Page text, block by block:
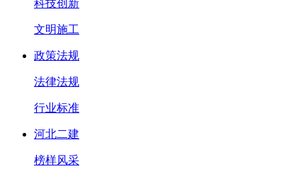
科技创新
文明施工
政策法规
法律法规
行业标准
河北二建
榜样风采